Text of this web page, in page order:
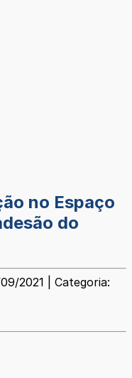
no Espaço
do
2021 | Categoria: